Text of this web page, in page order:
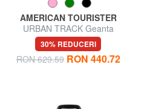
AMERICAN TOURISTER
URBAN TRACK Geanta
pentru bagaj de mana troler
30% REDUCERI
RON 629.59 RON 440.72